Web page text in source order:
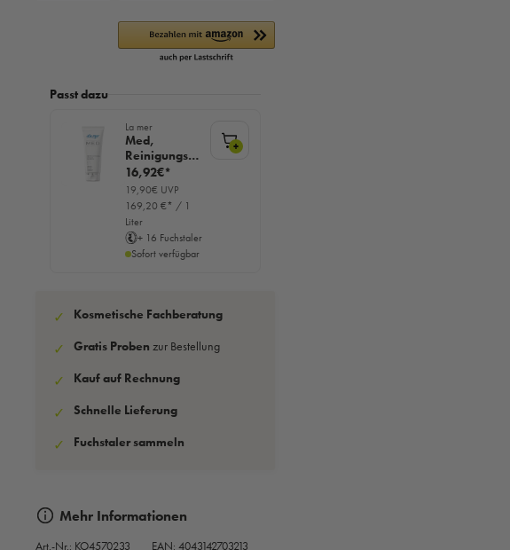
Passt dazu
La mer
Med,
Reinigungsge
l, 100ml
16,92€*
19,90€ UVP
169,20 €* / 1
Liter
+ 16 Fuchstaler
Sofort verfügbar
+
✓ Kosmetische Fachberatung
✓ Gratis Proben zur Bestellung
✓ Kauf auf Rechnung
✓ Schnelle Lieferung
✓ Fuchstaler sammeln
Mehr Informationen
Art.-Nr.: KO4570233 EAN: 4043142703213